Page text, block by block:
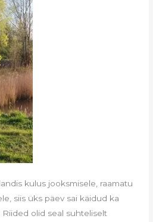
kulus jooksmisele, raamatu
siis üks päev sai käidud ka
olid seal suhteliselt